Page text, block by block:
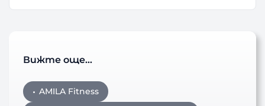
Вижте още…
AMILA Fitness